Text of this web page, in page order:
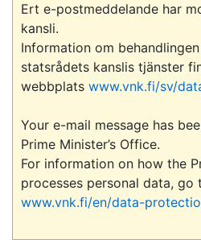
Ert e-postmeddelande har
kansli.
Information om
statsrådets kanslis tjänster
webbplats www.vnk.fi/sv/
Your e-mail message has
Prime Minister’s Office.
For information on how the
www.vnk.fi/en/data-